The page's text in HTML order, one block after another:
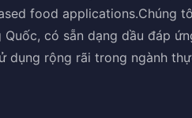
food applications.Chúng
có sẵn dạng dầu đáp
dụng rộng rãi trong ngành